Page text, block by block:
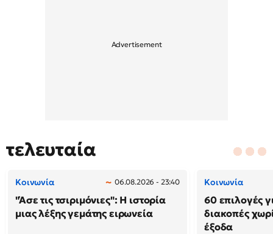
τελευταία
Κοινωνία 06.08.2026 - 23:40
"Άσε τις τσιριμόνιες": Η ιστορία
μιας λέξης γεμάτης ειρωνεία
Κοινωνία
60 επιλογές
διακοπές
έξοδα